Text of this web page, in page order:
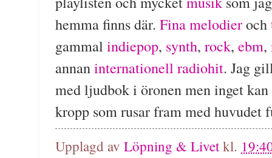
hemma finns där. Fina melodieroch
gammal indiepop, synth, rock, ebm,
annaninternationell radiohit. Jag
med ljudbok i öronen men inget
kropp som rusar fram med huvudet
Upplagd av Löpning & Livet kl.